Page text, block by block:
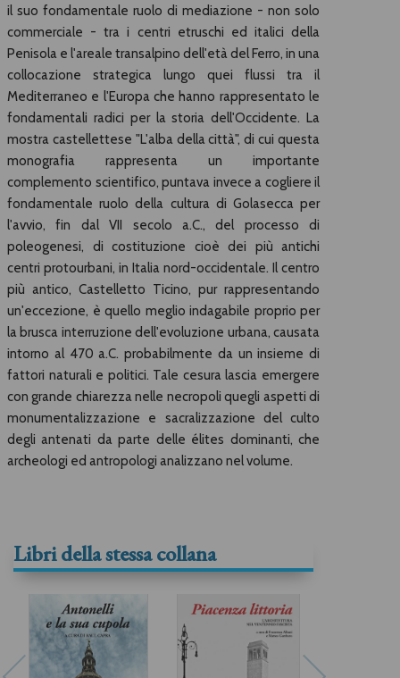
il suo fondamentale ruolo di mediazione - non solo
commerciale - tra i centri etruschi ed italici della
Penisola e l'areale transalpino dell'età del Ferro, in una
collocazione strategica lungo quei flussi tra il
Mediterraneo e l'Europa che hanno rappresentato le
fondamentali radici per la storia dell'Occidente. La
mostra castellettese "L'alba della città", di cui questa
monografia rappresenta un importante
complemento scientifico, puntava invece a cogliere il
fondamentale ruolo della cultura di Golasecca per
l'avvio, fin dal VII secolo a.C., del processo di
poleogenesi, di costituzione cioè dei più antichi
centri protourbani, in Italia nord-occidentale. Il centro
più antico, Castelletto Ticino, pur rappresentando
un'eccezione, è quello meglio indagabile proprio per
la brusca interruzione dell'evoluzione urbana, causata
intorno al 470 a.C. probabilmente da un insieme di
fattori naturali e politici. Tale cesura lascia emergere
con grande chiarezza nelle necropoli quegli aspetti di
monumentalizzazione e sacralizzazione del culto
degli antenati da parte delle élites dominanti, che
archeologi ed antropologi analizzano nel volume.
Libri della stessa collana